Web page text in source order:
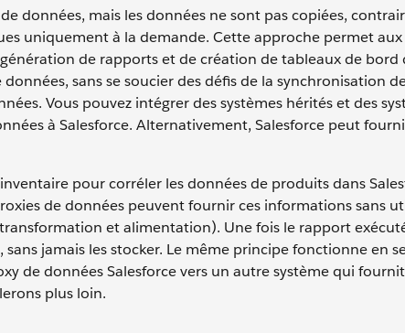
données, mais les données ne sont pas copiées,
uniquement à la demande. Cette approche permet
de rapports et de création de tableaux de bord
sans se soucier des défis de la synchronisation
Vous pouvez intégrer des systèmes hérités et des
à Salesforce. Alternativement, Salesforce peut
pour corréler les données de produits dans
de données peuvent fournir ces informations sans
et alimentation). Une fois le rapport
jamais les stocker. Le même principe fonctionne en
de données Salesforce vers un autre système qui
plus loin.